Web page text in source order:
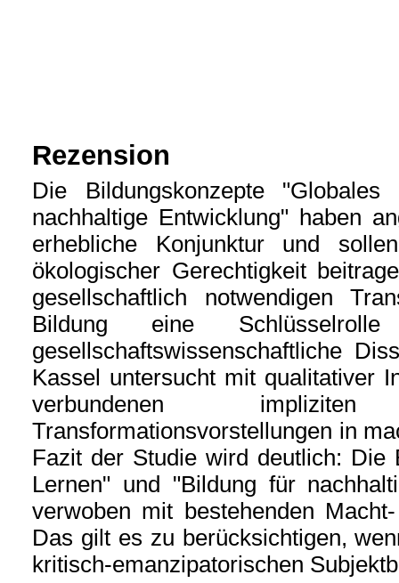
Rezension
Die Bildungskonzepte
nachhaltige Entwicklung" haben
erhebliche Konjunktur und
ökologischer Gerechtigkeit
gesellschaftlich notwendigen
Bildung eine Schlüsselrolle
gesellschaftswissenschaftliche
Kassel untersucht mit qualitativer
verbundenen
Transformationsvorstellungen in
Fazit der Studie wird deutlich: Die
Lernen" und "Bildung für
verwoben mit bestehenden
Das gilt es zu berücksichtigen,
kritisch-emanzipatorischen